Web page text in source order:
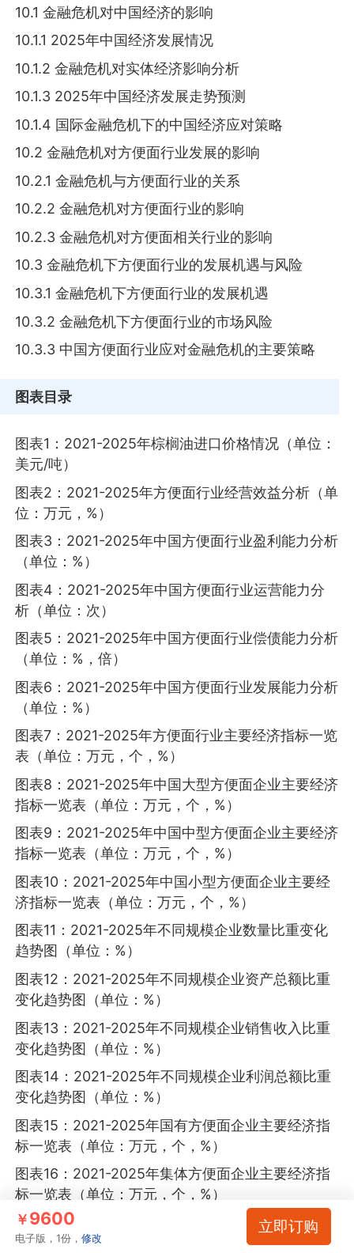
10.1 金融危机对中国经济的影响
10.1.1 2025年中国经济发展情况
10.1.2 金融危机对实体经济影响分析
10.1.3 2025年中国经济发展走势预测
10.1.4 国际金融危机下的中国经济应对策略
10.2 金融危机对方便面行业发展的影响
10.2.1 金融危机与方便面行业的关系
10.2.2 金融危机对方便面行业的影响
10.2.3 金融危机对方便面相关行业的影响
10.3 金融危机下方便面行业的发展机遇与风险
10.3.1 金融危机下方便面行业的发展机遇
10.3.2 金融危机下方便面行业的市场风险
10.3.3 中国方便面行业应对金融危机的主要策略
图表目录
图表1：2021-2025年棕榈油进口价格情况（单位：
美元/吨）
图表2：2021-2025年方便面行业经营效益分析（单
位：万元，%）
图表3：2021-2025年中国方便面行业盈利能力分析
（单位：%）
图表4：2021-2025年中国方便面行业运营能力分
析（单位：次）
图表5：2021-2025年中国方便面行业偿债能力分析
（单位：%，倍）
图表6：2021-2025年中国方便面行业发展能力分析
（单位：%）
图表7：2021-2025年方便面行业主要经济指标一览
表（单位：万元，个，%）
图表8：2021-2025年中国大型方便面企业主要经济
指标一览表（单位：万元，个，%）
图表9：2021-2025年中国中型方便面企业主要经济
指标一览表（单位：万元，个，%）
图表10：2021-2025年中国小型方便面企业主要经
济指标一览表（单位：万元，个，%）
图表11：2021-2025年不同规模企业数量比重变化
趋势图（单位：%）
图表12：2021-2025年不同规模企业资产总额比重
变化趋势图（单位：%）
图表13：2021-2025年不同规模企业销售收入比重
变化趋势图（单位：%）
图表14：2021-2025年不同规模企业利润总额比重
变化趋势图（单位：%）
图表15：2021-2025年国有方便面企业主要经济指
标一览表（单位：万元，个，%）
图表16：2021-2025年集体方便面企业主要经济指
标一览表（单位：万元，个，%）
图表17：2021-2025年股份合作方便面企业主要经
济指标一览表（单位：万元，个，%）
￥9600
电子版，1份，修改
立即订购